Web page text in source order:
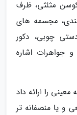
مثلثی، ظرف
مجسمه های
چوبی، دکور
جواهرات اشاره
را ارائه داد
و یا منصفانه تر